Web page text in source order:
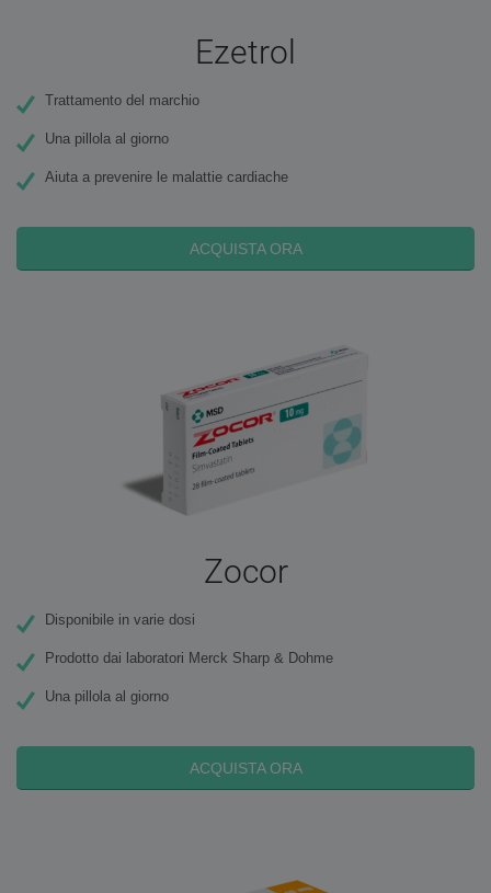
Ezetrol
Trattamento del marchio
Una pillola al giorno
Aiuta a prevenire le malattie cardiache
ACQUISTA ORA
Zocor
Disponibile in varie dosi
Prodotto dai laboratori Merck Sharp & Dohme
Una pillola al giorno
ACQUISTA ORA